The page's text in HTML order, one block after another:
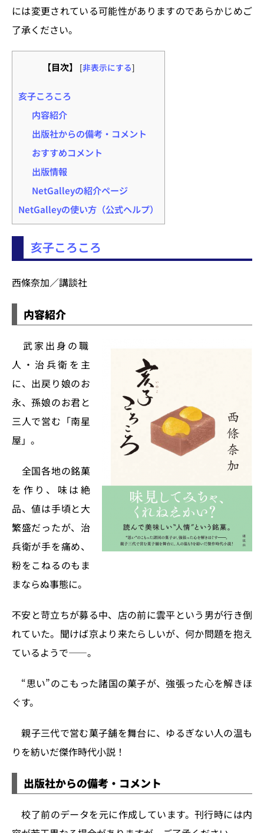
には変更されている可能性がありますのであらかじめご
了承ください。
【目次】 [非表示にする]
亥子ころころ
内容紹介
出版社からの備考・コメント
おすすめコメント
出版情報
NetGalleyの紹介ページ
NetGalleyの使い方（公式ヘルプ）
亥子ころころ
西條奈加／講談社
内容紹介
武家出身の職
人・治兵衛を主
に、出戻り娘のお
永、孫娘のお君と
三人で営む「南星
屋」。
全国各地の銘菓
を作り、味は絶
品、値は手頃と大
繁盛だったが、治
兵衛が手を痛め、
粉をこねるのもま
まならぬ事態に。
不安と苛立ちが募る中、店の前に雲平という男が行き倒
れていた。聞けば京より来たらしいが、何か問題を抱え
ているようで――。
“思い”のこもった諸国の菓子が、強張った心を解きほ
ぐす。
親子三代で営む菓子舗を舞台に、ゆるぎない人の温も
りを紡いだ傑作時代小説！
出版社からの備考・コメント
校了前のデータを元に作成しています。刊行時には内